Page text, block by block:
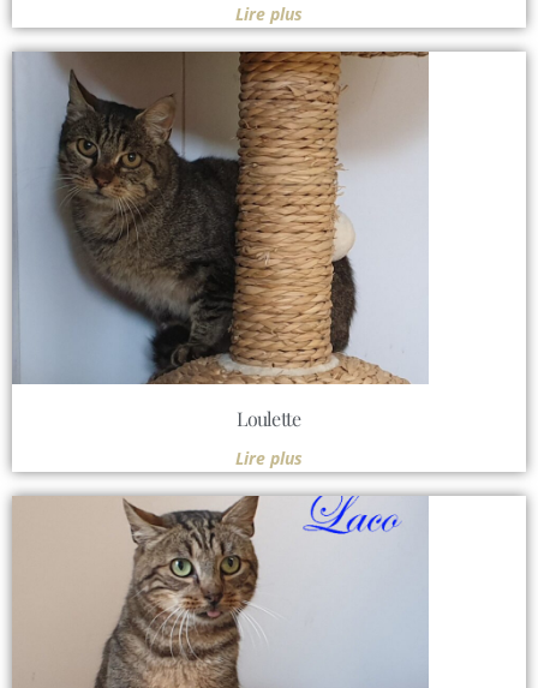
Lire plus
Loulette
Lire plus